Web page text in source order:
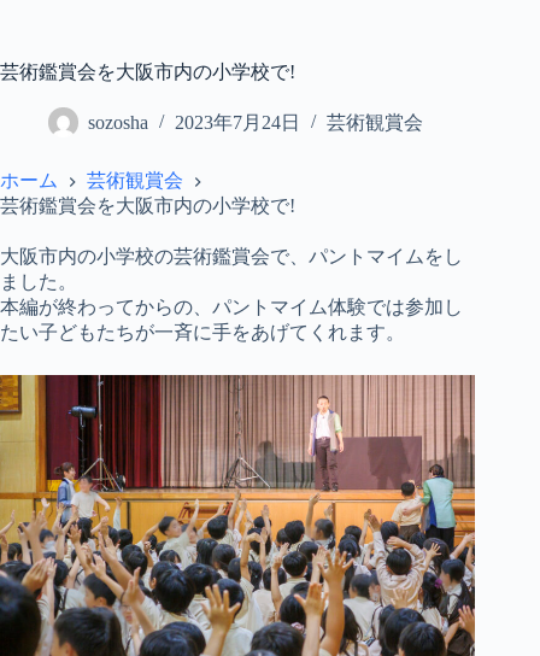
テ
ン
キ
ッ
芸術鑑賞会を大阪市内の小学校で!
sozosha 2023年7月24日 芸術観賞会
ホーム
芸術観賞会
芸術鑑賞会を大阪市内の小学校で!
大阪市内の小学校の芸術鑑賞会で、パントマイムをし
ました。
本編が終わってからの、パントマイム体験では参加し
たい子どもたちが一斉に手をあげてくれます。